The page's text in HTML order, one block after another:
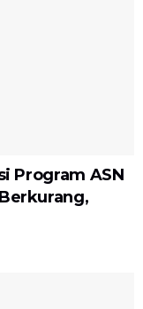
Program ASN